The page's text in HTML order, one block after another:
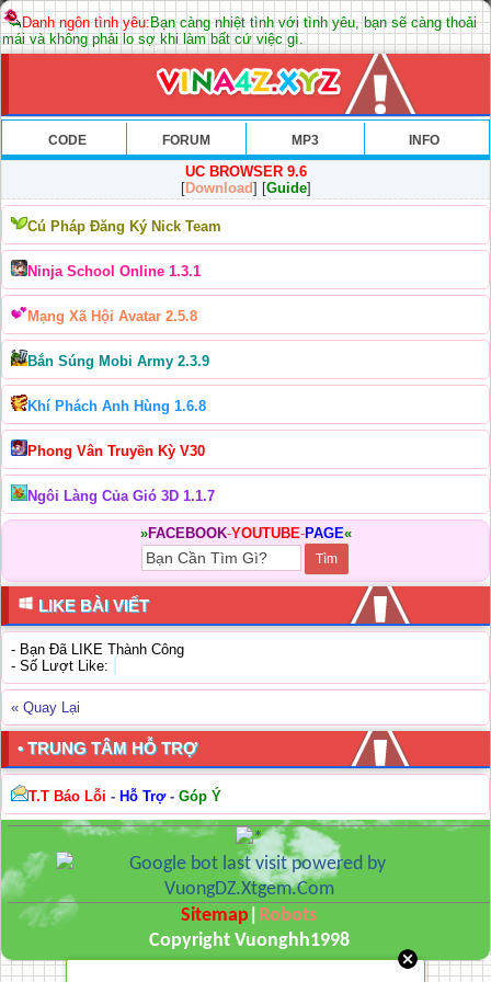
Danh ngôn tình yêu:Bạn càng nhiệt tình với tình yêu, bạn sẽ càng thoải
mái và không phải lo sợ khi làm bất cứ việc gì.
CODE FORUM MP3 INFO
UC BROWSER 9.6
[Download] [Guide]
Cú Pháp Đăng Ký Nick Team
Ninja School Online 1.3.1
Mạng Xã Hội Avatar 2.5.8
Bắn Súng Mobi Army 2.3.9
Khí Phách Anh Hùng 1.6.8
Phong Vân Truyền Kỳ V30
Ngôi Làng Của Gió 3D 1.1.7
»FACEBOOK-YOUTUBE-PAGE«
LIKE BÀI VIẾT
- Bạn Đã LIKE Thành Công
- Số Lượt Like:
« Quay Lại
• TRUNG TÂM HỖ TRỢ
T.T Báo Lỗi - Hỗ Trợ- Góp Ý
Sitemap Robots
Copyright Vuonghh1998